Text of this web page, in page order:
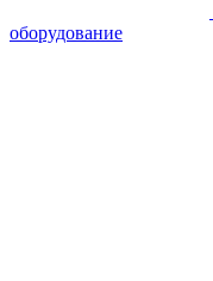
оборудование